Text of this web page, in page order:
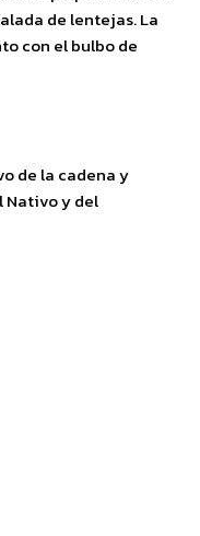
de lentejas. La
con el bulbo de
de la cadena y
Nativo y del